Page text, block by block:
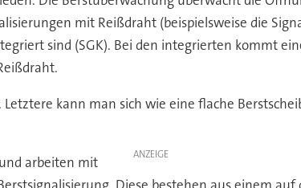
mit Reißdraht (beispielsweise die
sind (SGK). Bei den integrierten kommt
kann man sich wie eine flache
ANZEIGE
arbeiten mit